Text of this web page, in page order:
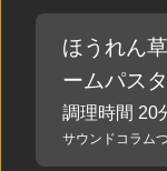
ほうれん
ームパス
調理時間 20
サウンドコラム